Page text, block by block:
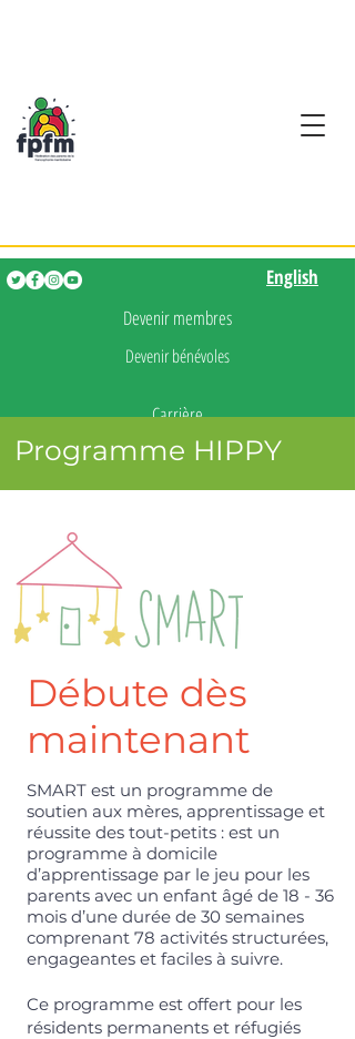
Devenir membres
Devenir bénévoles
Carrière
English
Programme HIPPY
Débute dès
maintenant
SMART est un programme de
soutien aux mères, apprentissage et
réussite des tout-petits : est un
programme à domicile
d’apprentissage par le jeu pour les
parents avec un enfant âgé de 18 - 36
mois d’une durée de 30 semaines
comprenant 78 activités structurées,
engageantes et faciles à suivre.
Ce programme est offert pour les
résidents permanents et réfugiés